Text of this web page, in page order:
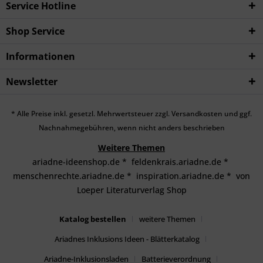
Service Hotline
Shop Service
Informationen
Newsletter
* Alle Preise inkl. gesetzl. Mehrwertsteuer zzgl. Versandkosten und ggf.
Nachnahmegebühren, wenn nicht anders beschrieben
Weitere Themen
ariadne-ideenshop.de * feldenkrais.ariadne.de *
menschenrechte.ariadne.de * inspiration.ariadne.de * von
Loeper Literaturverlag Shop
Katalog bestellen
weitere Themen
Ariadnes Inklusions Ideen - Blätterkatalog
Ariadne-Inklusionsladen
Batterieverordnung